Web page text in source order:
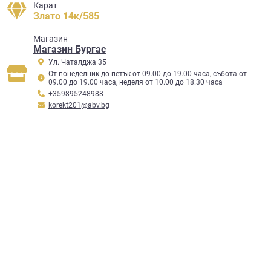
Карат
Злато 14к/585
Mагазин
Магазин Бургас
Ул. Чаталджа 35
От понеделник до петък от 09.00 до 19.00 часа, събота от
09.00 до 19.00 часа, неделя от 10.00 до 18.30 часа
+359895248988
korekt201@abv.bg